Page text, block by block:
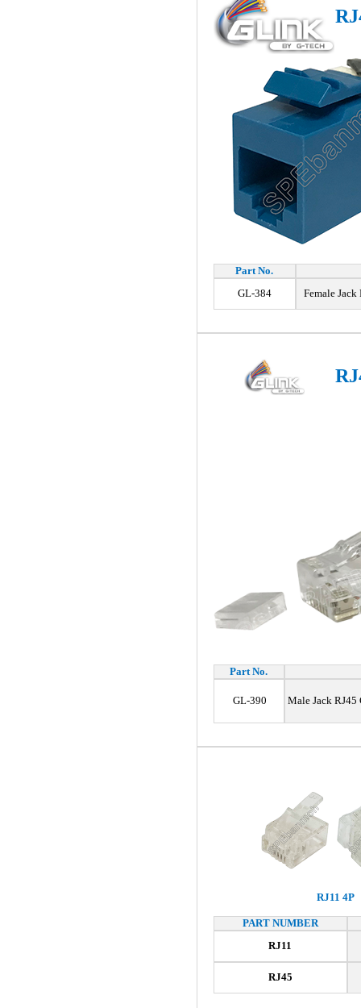
Part No.
GL-384
Female Jack
Part No.
GL-390 Male Jack RJ45
RJ11 4P
PART NUMBER
RJ11
RJ45